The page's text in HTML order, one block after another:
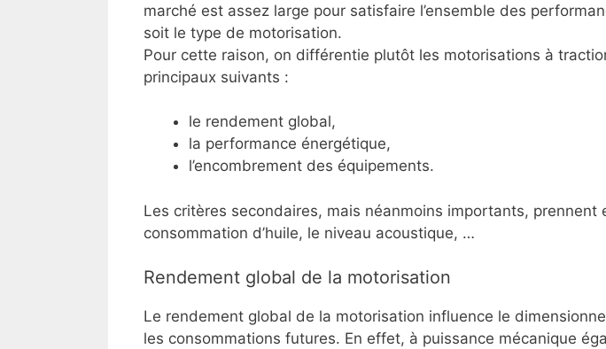
marché est assez large pour satisfaire l’ensemble des
soit le type de motorisation.
Pour cette raison, on différentie plutôt les motorisations à
principaux suivants :
le rendement global,
la performance énergétique,
l’encombrement des équipements.
Les critères secondaires, mais néanmoins importants, prennent
consommation d’huile, le niveau acoustique, …
Rendement global de la motorisation
Le rendement global de la motorisation influence le
les consommations futures. En effet, à puissance mécanique